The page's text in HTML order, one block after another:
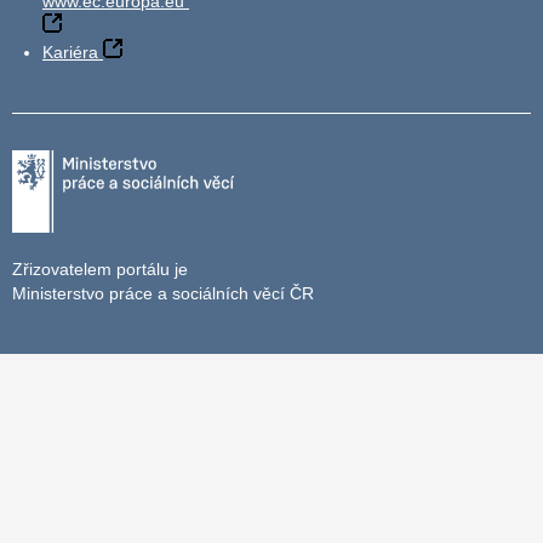
Kariéra
Zřizovatelem portálu je
Ministerstvo práce a sociálních věcí ČR